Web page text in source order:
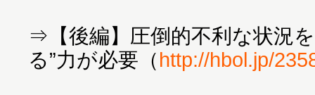
⇒【後編】圧倒的不利な状況
る”力が必要（http://hbol.jp/